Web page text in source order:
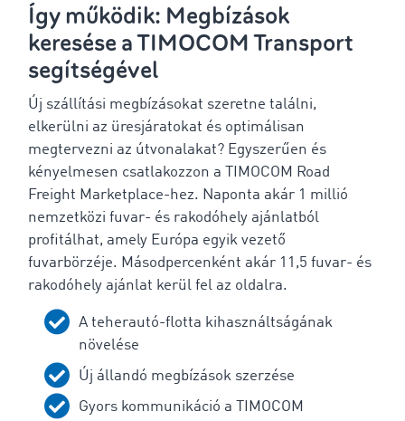
Így működik: Megbízások
keresése a TIMOCOM Transport
segítségével
Új szállítási megbízásokat szeretne találni,
elkerülni az üresjáratokat és optimálisan
megtervezni az útvonalakat? Egyszerűen és
kényelmesen csatlakozzon a TIMOCOM Road
Freight Marketplace-hez. Naponta akár 1 millió
nemzetközi fuvar- és rakodóhely ajánlatból
profitálhat, amely Európa egyik vezető
fuvarbörzéje. Másodpercenként akár 11,5 fuvar- és
rakodóhely ajánlat kerül fel az oldalra.
A teherautó-flotta kihasználtságának
növelése
Új állandó megbízások szerzése
Gyors kommunikáció a TIMOCOM